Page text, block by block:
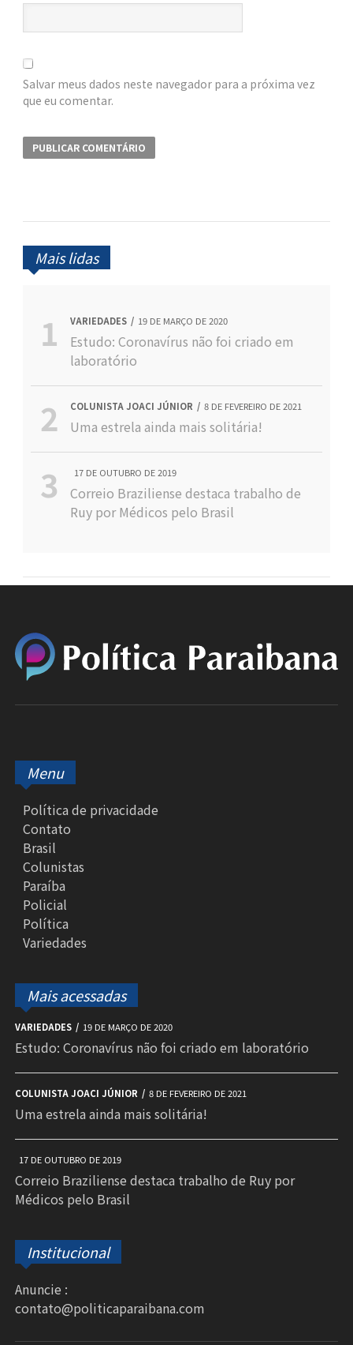
Salvar meus dados neste navegador para a próxima vez
que eu comentar.
Mais lidas
VARIEDADES 19 DE MARÇO DE 2020
Estudo: Coronavírus não foi criado em
laboratório
COLUNISTA JOACI JÚNIOR 8 DE FEVEREIRO DE 2021
Uma estrela ainda mais solitária!
17 DE OUTUBRO DE 2019
Correio Braziliense destaca trabalho de
Ruy por Médicos pelo Brasil
Menu
Política de privacidade
Contato
Brasil
Colunistas
Paraíba
Policial
Política
Variedades
Mais acessadas
VARIEDADES 19 DE MARÇO DE 2020
Estudo: Coronavírus não foi criado em laboratório
COLUNISTA JOACI JÚNIOR 8 DE FEVEREIRO DE 2021
Uma estrela ainda mais solitária!
17 DE OUTUBRO DE 2019
Correio Braziliense destaca trabalho de Ruy por
Médicos pelo Brasil
Institucional
Anuncie :
contato@politicaparaibana.com